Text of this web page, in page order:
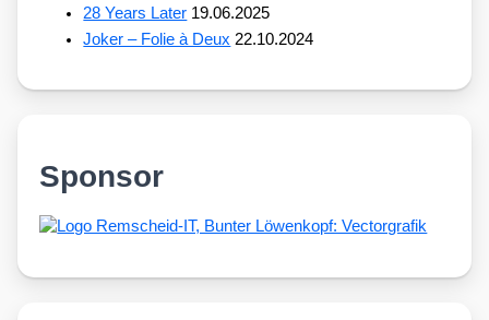
28 Years Later 19.06.2025
Joker – Folie à Deux 22.10.2024
Sponsor